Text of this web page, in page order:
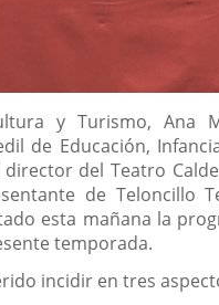
y Turismo, Ana
de Educación,
del Teatro
de Teloncillo
esta mañana la
temporada.
incidir en tres